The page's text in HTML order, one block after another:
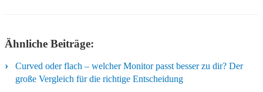
Ähnliche Beiträge:
Curved oder flach – welcher Monitor passt besser zu dir? Der
große Vergleich für die richtige Entscheidung